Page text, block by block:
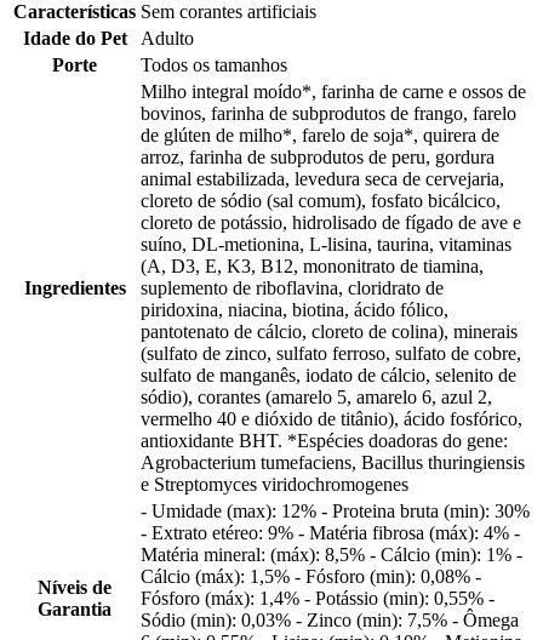
Características Sem corantes artificiais
Idade do Pet
Adulto
Porte
Todos os tamanhos
Ingredientes
Milho integral moído*, farinha de carne e ossos de
bovinos, farinha de subprodutos de frango, farelo
de glúten de milho*, farelo de soja*, quirera de
arroz, farinha de subprodutos de peru, gordura
animal estabilizada, levedura seca de cervejaria,
cloreto de sódio (sal comum), fosfato bicálcico,
cloreto de potássio, hidrolisado de fígado de ave e
suíno, DL-metionina, L-lisina, taurina, vitaminas
(A, D3, E, K3, B12, mononitrato de tiamina,
suplemento de riboflavina, cloridrato de
piridoxina, niacina, biotina, ácido fólico,
pantotenato de cálcio, cloreto de colina), minerais
(sulfato de zinco, sulfato ferroso, sulfato de cobre,
sulfato de manganês, iodato de cálcio, selenito de
sódio), corantes (amarelo 5, amarelo 6, azul 2,
vermelho 40 e dióxido de titânio), ácido fosfórico,
antioxidante BHT. *Espécies doadoras do gene:
Agrobacterium tumefaciens, Bacillus thuringiensis
e Streptomyces viridochromogenes
Níveis de
Garantia
- Umidade (max): 12% - Proteina bruta (min): 30%
- Extrato etéreo: 9% - Matéria fibrosa (máx): 4% -
Matéria mineral: (máx): 8,5% - Cálcio (min): 1% -
Cálcio (máx): 1,5% - Fósforo (min): 0,08% -
Fósforo (máx): 1,4% - Potássio (min): 0,55% -
Sódio (min): 0,03% - Zinco (min): 7,5% - Ômega